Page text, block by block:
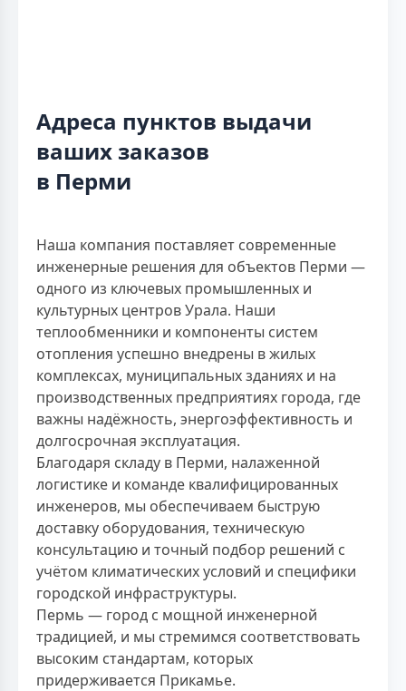
Адреса пунктов выдачи
ваших заказов
в Перми
Наша компания поставляет современные
инженерные решения для объектов Перми —
одного из ключевых промышленных и
культурных центров Урала. Наши
теплообменники и компоненты систем
отопления успешно внедрены в жилых
комплексах, муниципальных зданиях и на
производственных предприятиях города, где
важны надёжность, энергоэффективность и
долгосрочная эксплуатация.
Благодаря складу в Перми, налаженной
логистике и команде квалифицированных
инженеров, мы обеспечиваем быструю
доставку оборудования, техническую
консультацию и точный подбор решений с
учётом климатических условий и специфики
городской инфраструктуры.
Пермь — город с мощной инженерной
традицией, и мы стремимся соответствовать
высоким стандартам, которых
придерживается Прикамье.